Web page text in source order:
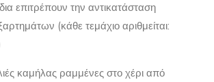
επιτρέπουν την αντικατάσταση
(κάθε τεμάχιο αριθμείται:
καμήλας ραμμένες στο χέρι από